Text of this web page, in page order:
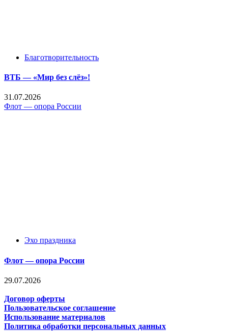
Благотворительность
ВТБ — «Мир без слёз»!
31.07.2026
Флот — опора России
Эхо праздника
Флот — опора России
29.07.2026
Договор оферты
Пользовательское соглашение
Использование материалов
Политика обработки персональных данных